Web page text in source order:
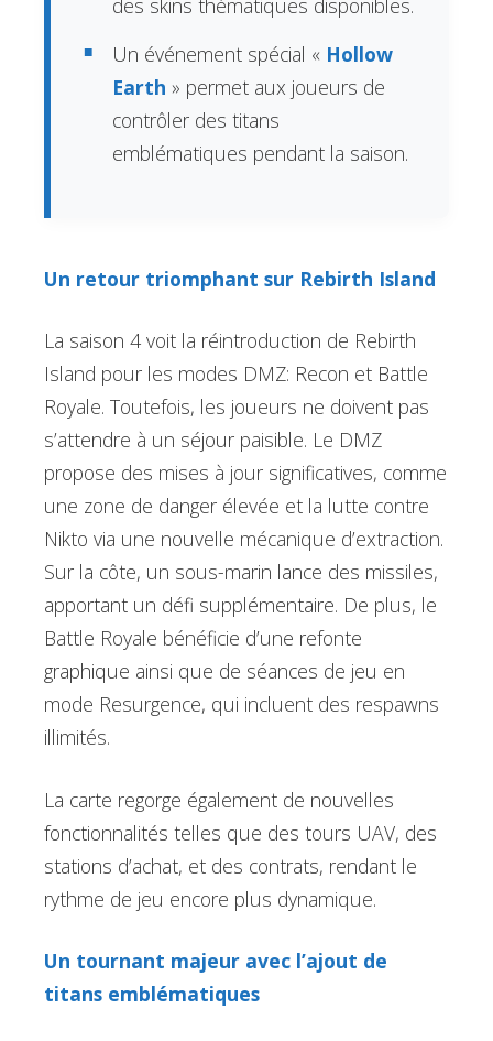
Un événement spécial « Hollow
Earth » permet aux joueurs de
contrôler des titans
emblématiques pendant la saison.
Un retour triomphant sur Rebirth Island
La saison 4 voit la réintroduction de Rebirth
Island pour les modes DMZ: Recon et Battle
Royale. Toutefois, les joueurs ne doivent pas
s’attendre à un séjour paisible. Le DMZ
propose des mises à jour significatives, comme
une zone de danger élevée et la lutte contre
Nikto via une nouvelle mécanique d’extraction.
Sur la côte, un sous-marin lance des missiles,
apportant un défi supplémentaire. De plus, le
Battle Royale bénéficie d’une refonte
graphique ainsi que de séances de jeu en
mode Resurgence, qui incluent des respawns
illimités.
La carte regorge également de nouvelles
fonctionnalités telles que des tours UAV, des
stations d’achat, et des contrats, rendant le
rythme de jeu encore plus dynamique.
Un tournant majeur avec l’ajout de
titans emblématiques